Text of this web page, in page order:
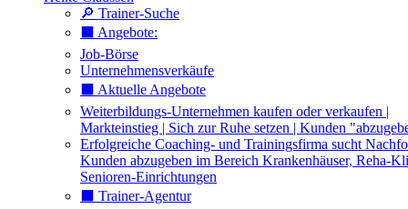
🔎 Trainer-Suche
⬛️ Angebote:
Job-Börse
Unternehmensverkäufe
⬛️ Aktuelle Angebote
Weiterbildungs-Unternehmen kaufen oder verkaufen |
Markteinstieg | Sich zur Ruhe setzen | Kunden
Erfolgreiche Coaching- und Trainingsfirma sucht
Kunden abzugeben im Bereich Krankenhäuser, Reha-
Senioren-Einrichtungen
⬛️ Trainer-Agentur